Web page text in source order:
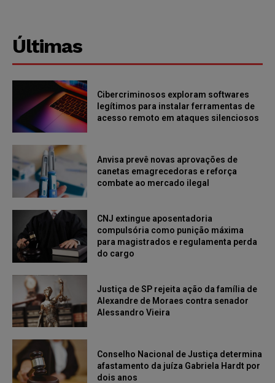
Últimas
Cibercriminosos exploram softwares
legítimos para instalar ferramentas de
acesso remoto em ataques silenciosos
Anvisa prevê novas aprovações de
canetas emagrecedoras e reforça
combate ao mercado ilegal
CNJ extingue aposentadoria
compulsória como punição máxima
para magistrados e regulamenta perda
do cargo
Justiça de SP rejeita ação da família de
Alexandre de Moraes contra senador
Alessandro Vieira
Conselho Nacional de Justiça determina
afastamento da juíza Gabriela Hardt por
dois anos